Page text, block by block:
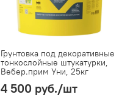
Грунтовка под декоративные
тонкослойные штукатурки,
Вебер.прим Уни, 25кг
4 500 руб./шт